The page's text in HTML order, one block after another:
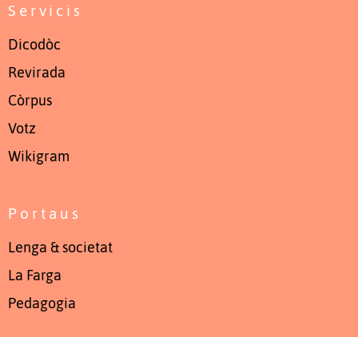
Servicis
Dicodòc
Revirada
Còrpus
Votz
Wikigram
Portaus
Lenga & societat
La Farga
Pedagogia